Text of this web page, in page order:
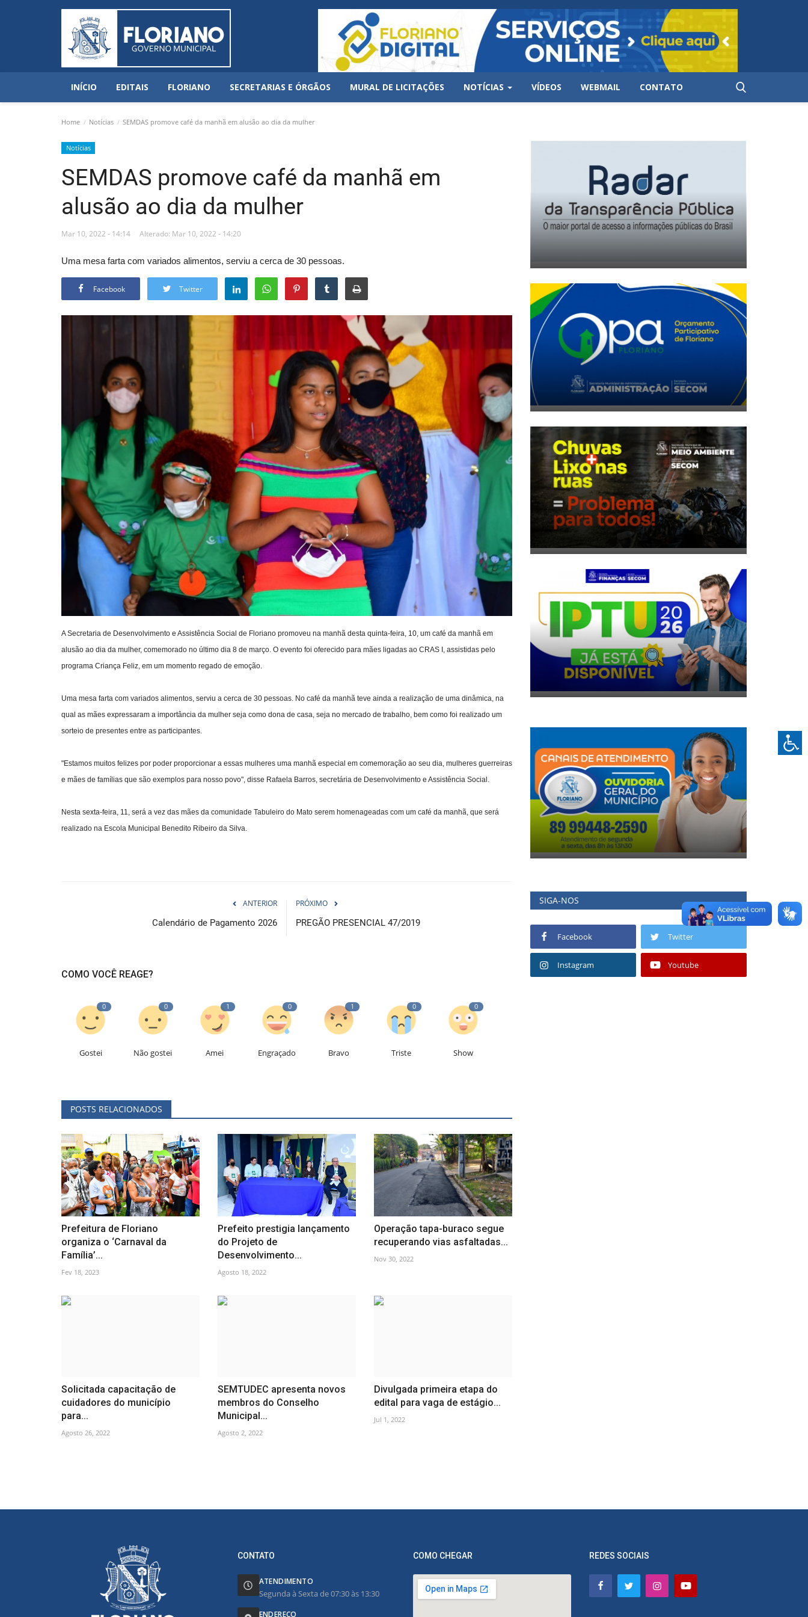
INÍCIO EDITAIS FLORIANO SECRETARIAS E ÓRGÃOS MURAL DE LICITAÇÕES NOTÍCIAS VÍDEOS WEBMAIL CONTATO
Home Notícias SEMDAS promove café da manhã em alusão ao dia da mulher
Notícias
SEMDAS promove café da manhã em
alusão ao dia da mulher
Mar 10, 2022 - 14:14 Alterado: Mar 10, 2022 - 14:20
Uma mesa farta com variados alimentos, serviu a cerca de 30 pessoas.
Facebook Twitter
A Secretaria de Desenvolvimento e Assistência Social de Floriano promoveu na manhã desta quinta-feira, 10, um café da manhã em
alusão ao dia da mulher, comemorado no último dia 8 de março. O evento foi oferecido para mães ligadas ao CRAS I, assistidas pelo
programa Criança Feliz, em um momento regado de emoção.
Uma mesa farta com variados alimentos, serviu a cerca de 30 pessoas. No café da manhã teve ainda a realização de uma dinâmica, na
qual as mães expressaram a importância da mulher seja como dona de casa, seja no mercado de trabalho, bem como foi realizado um
sorteio de presentes entre as participantes.
"Estamos muitos felizes por poder proporcionar a essas mulheres uma manhã especial em comemoração ao seu dia, mulheres guerreiras
e mães de famílias que são exemplos para nosso povo", disse Rafaela Barros, secretária de Desenvolvimento e Assistência Social.
Nesta sexta-feira, 11, será a vez das mães da comunidade Tabuleiro do Mato serem homenageadas com um café da manhã, que será
realizado na Escola Municipal Benedito Ribeiro da Silva.
ANTERIOR
Calendário de Pagamento 2026
PRÓXIMO
PREGÃO PRESENCIAL 47/2019
COMO VOCÊ REAGE?
0
Gostei
0
Não gostei
1
Amei
0
Engraçado
1
Bravo
0
Triste
0
Show
POSTS RELACIONADOS
Prefeitura de Floriano
organiza o ‘Carnaval da
Família’...
Fev 18, 2023
Prefeito prestigia lançamento
do Projeto de
Desenvolvimento...
Agosto 18, 2022
Operação tapa-buraco segue
recuperando vias asfaltadas...
Nov 30, 2022
Solicitada capacitação de
cuidadores do município
para...
Agosto 26, 2022
SEMTUDEC apresenta novos
membros do Conselho
Municipal...
Agosto 2, 2022
Divulgada primeira etapa do
edital para vaga de estágio...
Jul 1, 2022
SIGA-NOS
Facebook Twitter
Instagram Youtube
CONTATO
ATENDIMENTO
Segunda à Sexta de 07:30 às 13:30
ENDEREÇO
COMO CHEGAR REDES SOCIAIS